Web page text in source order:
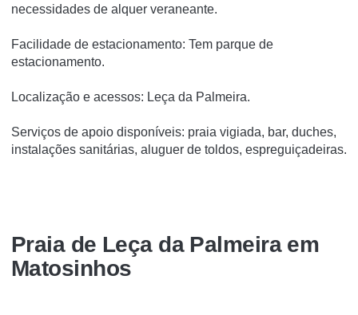
necessidades de alquer veraneante.
Facilidade de estacionamento: Tem parque de
estacionamento.
Localização e acessos: Leça da Palmeira.
Serviços de apoio disponíveis: praia vigiada, bar, duches,
instalações sanitárias, aluguer de toldos, espreguiçadeiras.
Praia de Leça da Palmeira em
Matosinhos